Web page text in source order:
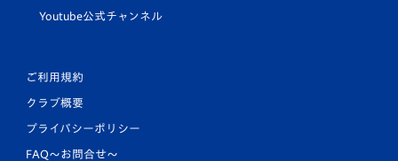
Youtube公式チャンネル
ご利用規約
クラブ概要
プライバシーポリシー
FAQ〜お問合せ〜